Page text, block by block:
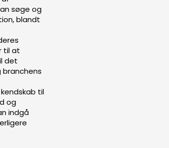
søge og
blandt
til at
det
branchens
til
og
indgå